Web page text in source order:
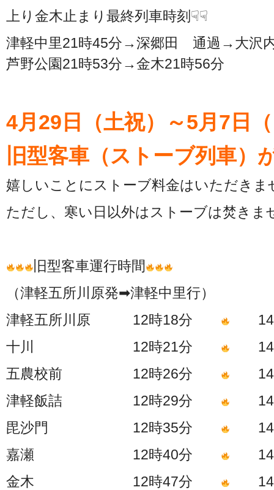
上り金木止まり最終列車時刻☟☟
津軽中里21時45分→深郷田 通過→大
芦野公園21時53分→金木21時56分
4月29日（土祝）～5月7日
旧型客車（ストーブ列車）
嬉しいことにストーブ料金はいただきま
ただし、寒い日以外はストーブは焚きま
旧型客車運行時間
（津軽五所川原発➡津軽中里行）
津軽五所川原 12時18分
14
十川 12時21分
14
五農校前 12時26分
14
津軽飯詰 12時29分
14
毘沙門 12時35分
14
嘉瀬 12時40分
14
金木 12時47分
14